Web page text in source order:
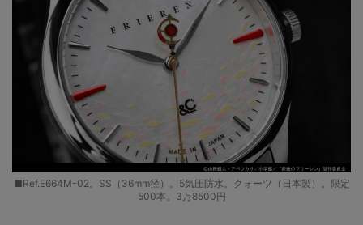
■Ref.E664M-02。SS（36mm径）。5気圧防水。クォーツ（日本製）。限定
500本。3万8500円